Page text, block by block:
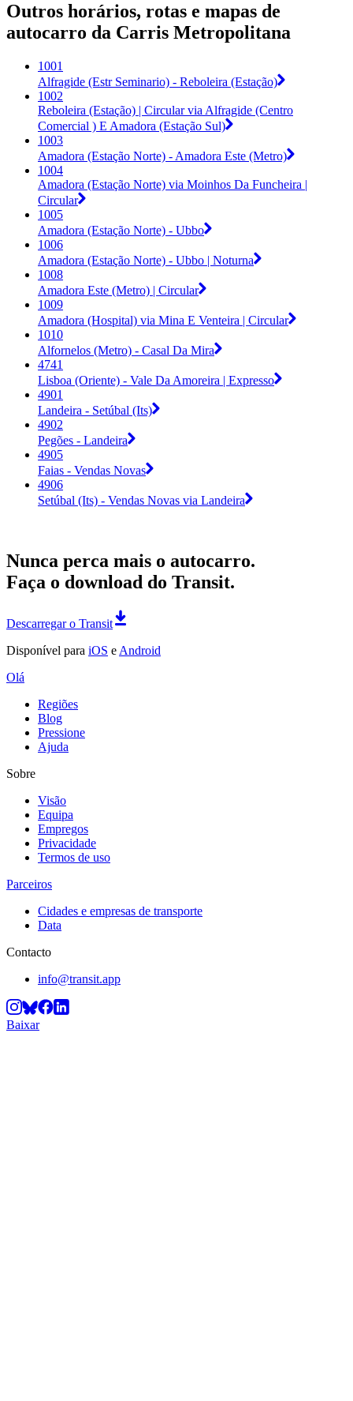
Outros horários, rotas e mapas de
autocarro da Carris Metropolitana
1001
Alfragide (Estr Seminario) - Reboleira (Estação)
1002
Reboleira (Estação) | Circular via Alfragide (Centro
Comercial ) E Amadora (Estação Sul)
1003
Amadora (Estação Norte) - Amadora Este (Metro)
1004
Amadora (Estação Norte) via Moinhos Da Funcheira |
Circular
1005
Amadora (Estação Norte) - Ubbo
1006
Amadora (Estação Norte) - Ubbo | Noturna
1008
Amadora Este (Metro) | Circular
1009
Amadora (Hospital) via Mina E Venteira | Circular
1010
Alfornelos (Metro) - Casal Da Mira
4741
Lisboa (Oriente) - Vale Da Amoreira | Expresso
4901
Landeira - Setúbal (Its)
4902
Pegões - Landeira
4905
Faias - Vendas Novas
4906
Setúbal (Its) - Vendas Novas via Landeira
Nunca perca mais o autocarro.
Faça o download do Transit.
Descarregar o Transit
Disponível para iOS e Android
Olá
Regiões
Blog
Pressione
Ajuda
Sobre
Visão
Equipa
Empregos
Privacidade
Termos de uso
Parceiros
Cidades e empresas de transporte
Data
Contacto
info@transit.app
Baixar